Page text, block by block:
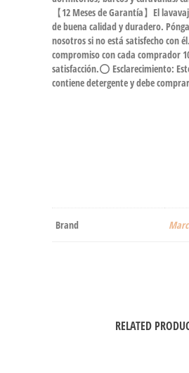
【12 Meses de Garantía】El
de buena calidad y duradero.
nosotros si no está satisfecho con
compromiso con cada comprador
satisfacción.⭕ Esclarecimiento:
contiene detergente y debe
Brand
RELATED